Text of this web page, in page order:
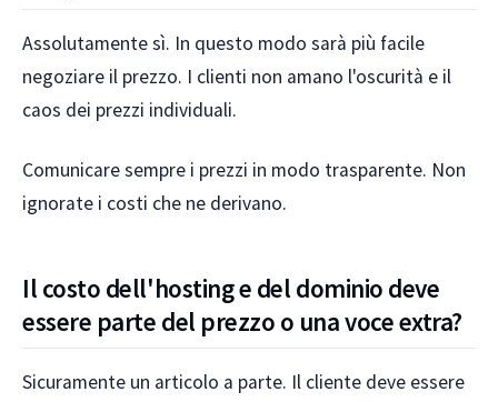
Assolutamente sì. In questo modo sarà più facile
negoziare il prezzo. I clienti non amano l'oscurità e il
caos dei prezzi individuali.
Comunicare sempre i prezzi in modo trasparente. Non
ignorate i costi che ne derivano.
Il costo dell'hosting e del dominio deve
essere parte del prezzo o una voce extra?
Sicuramente un articolo a parte. Il cliente deve essere